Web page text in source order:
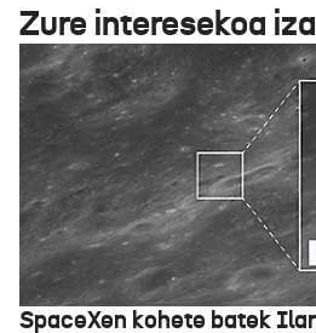
Zure interesekoa
SpaceXen kohete batek